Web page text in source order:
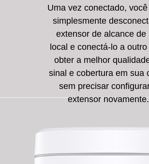
Uma vez conectado,
simplesmente
extensor de alcance de
local e conectá-lo a outro
obter a melhor
sinal e cobertura em sua
sem precisar
extensor novamente.